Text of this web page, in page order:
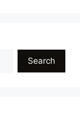
Search